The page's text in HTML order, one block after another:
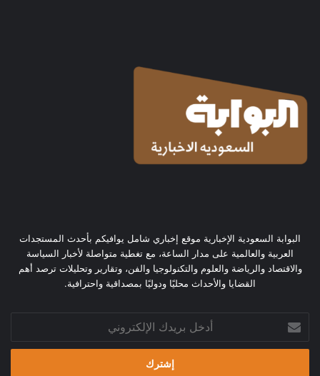
البوابة السعودية الإخبارية موقع إخباري شامل يوافيكم بأحدث المستجدات
العربية والعالمية على مدار الساعة، مع تغطية متواصلة لأخبار السياسة
والاقتصاد والرياضة والعلوم والتكنولوجيا والفن، وتقارير وتحليلات ترصد أهم
القضايا والأحداث محليًا ودوليًا بمصداقية واحترافية.
بريدك
الإلكتروني